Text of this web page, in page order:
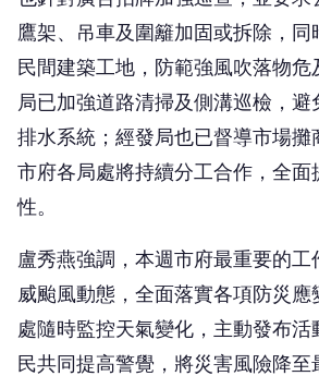
鷹架、吊車及圍籬加固或拆除，
民間建築工地，防範強風吹落物危
局已加強道路清掃及側溝巡檢，避
排水系統；經發局也已督導市場攤
市府各局處將持續分工合作，全面
性。
盧秀燕強調，本週市府最重要的工
威颱風動態，全面落實各項防災應
處隨時監控天氣變化，主動發布
民共同提高警覺，將災害風險降至